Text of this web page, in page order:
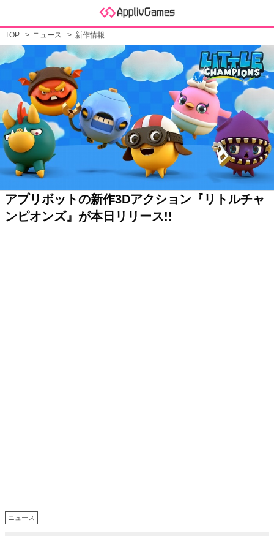
TOP ニュース 新作情報
アプリボットの新作3Dアクション『リトルチャ
ンピオンズ』が本日リリース!!
ニュース